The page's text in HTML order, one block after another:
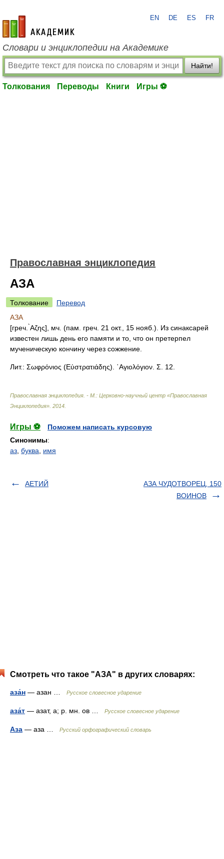
academic.ru
EN DE ES FR
Словари и энциклопедии на Академике
Найти!
Толкования Переводы Книги Игры ⚽
Православная энциклопедия
АЗА
Толкование
Перевод
АЗА
[греч. ̀Αζης], мч. (пам. греч. 21 окт., 15 нояб.). Из синаксарей
известен лишь день его памяти и то, что он претерпел
мученическую кончину через сожжение.
Лит.: Σωφρόνιος (Εὐστρατιάδης). ῾Αγιολόγιον. Σ. 12.
Православная энциклопедия. - М.: Церковно-научный центр «Православная
Энциклопедия» 2014
Игры ⚽
Поможем написать курсовую
Синонимы:
аз буква имя
АЕТИЙ
АЗА ЧУДОТВОРЕЦ, 150
ВОИНОВ
Смотреть что такое "АЗА" в других словарях:
аза́н — азан … Русское словесное ударение
аза́т — азат, а; р. мн. ов … Русское словесное ударение
Аза — аза … Русский орфографический словарь